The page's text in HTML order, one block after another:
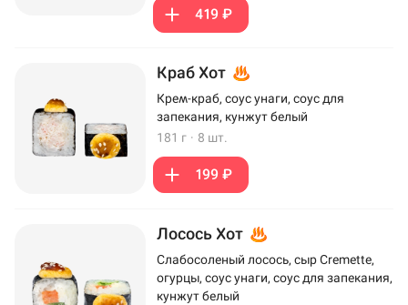
419 ₽
Краб Хот
Крем-краб, соус унаги, соус для
запекания, кунжут белый
181 г · 8 шт.
199 ₽
Лосось Хот
Слабосоленый лосось, сыр Cremette,
огурцы, соус унаги, соус для запекания,
кунжут белый